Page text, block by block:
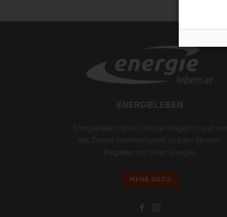
ENERGIELEBEN
Energieleben ist ein Online-Magazin rund um
das Thema Nachhaltigkeit und ein Service-
Ratgeber von Wien Energie.
MEHR DAZU